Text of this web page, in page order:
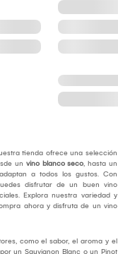
tienda ofrece una selección
un vino blanco seco, hasta un
a todos los gustos. Con
disfrutar de un buen vino
Explora nuestra variedad y
ahora y disfruta de un vino
como el sabor, el aroma y el
un Sauvignon Blanc o un Pinot